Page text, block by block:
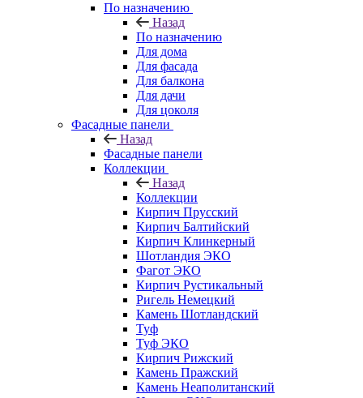
По назначению
Назад
По назначению
Для дома
Для фасада
Для балкона
Для дачи
Для цоколя
Фасадные панели
Назад
Фасадные панели
Коллекции
Назад
Коллекции
Кирпич Прусский
Кирпич Балтийский
Кирпич Клинкерный
Шотландия ЭКО
Фагот ЭКО
Кирпич Рустикальный
Ригель Немецкий
Камень Шотландский
Туф
Туф ЭКО
Кирпич Рижский
Камень Пражский
Камень Неаполитанский